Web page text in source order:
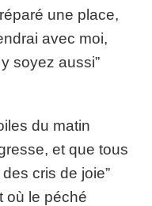
une place,
avec moi,
soyez aussi”
du matin
et que tous
cris de joie”
où le péché